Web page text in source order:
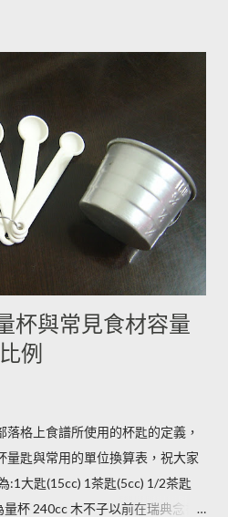
環境下生長與光線曝曬環境，都可
到正常量(每100公克馬鈴薯含2~15
到的壓力環境下生長，木不子不是
有種植經驗的朋友分享。) ◆ 馬鈴
陰暗角落避免受光線照射持續增加
低溫冷藏儲存過的馬鈴薯，切開後
馬鈴薯嚴重。 2014/12/12修正，
、香料、穀物》 P82~85的文字
己的經驗是冰過的馬鈴薯煮完比
相關的原因。歡迎大家提供。 3.
塊或壓泥分裝，送入冷凍庫冷
凍的過程，水分會與澱粉脫離，
出水，不同的馬鈴薯品種，出水程
凍庫的幸福生活提案一書提到：
薯解凍後水水軟軟的狀態。木不
杯與常見食材容量
例
格上食譜所使用的杯匙的定義，
量匙與常用的單位換算表，祝大家
:1大匙(15cc) 1茶匙(5cc) 1/2茶匙
杯 240cc 木不子以前在瑞典念書